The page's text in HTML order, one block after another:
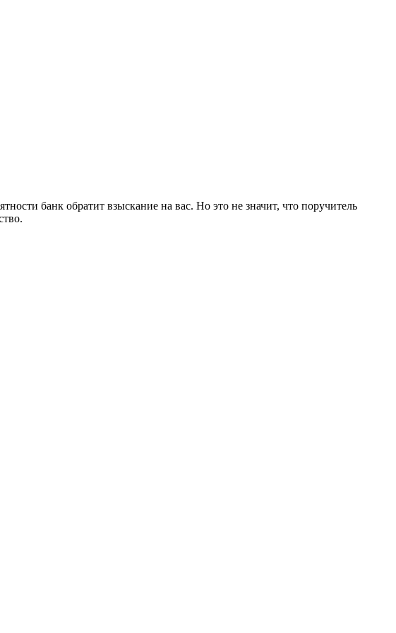
банк обратит взыскание на вас. Но это не значит, что поручитель